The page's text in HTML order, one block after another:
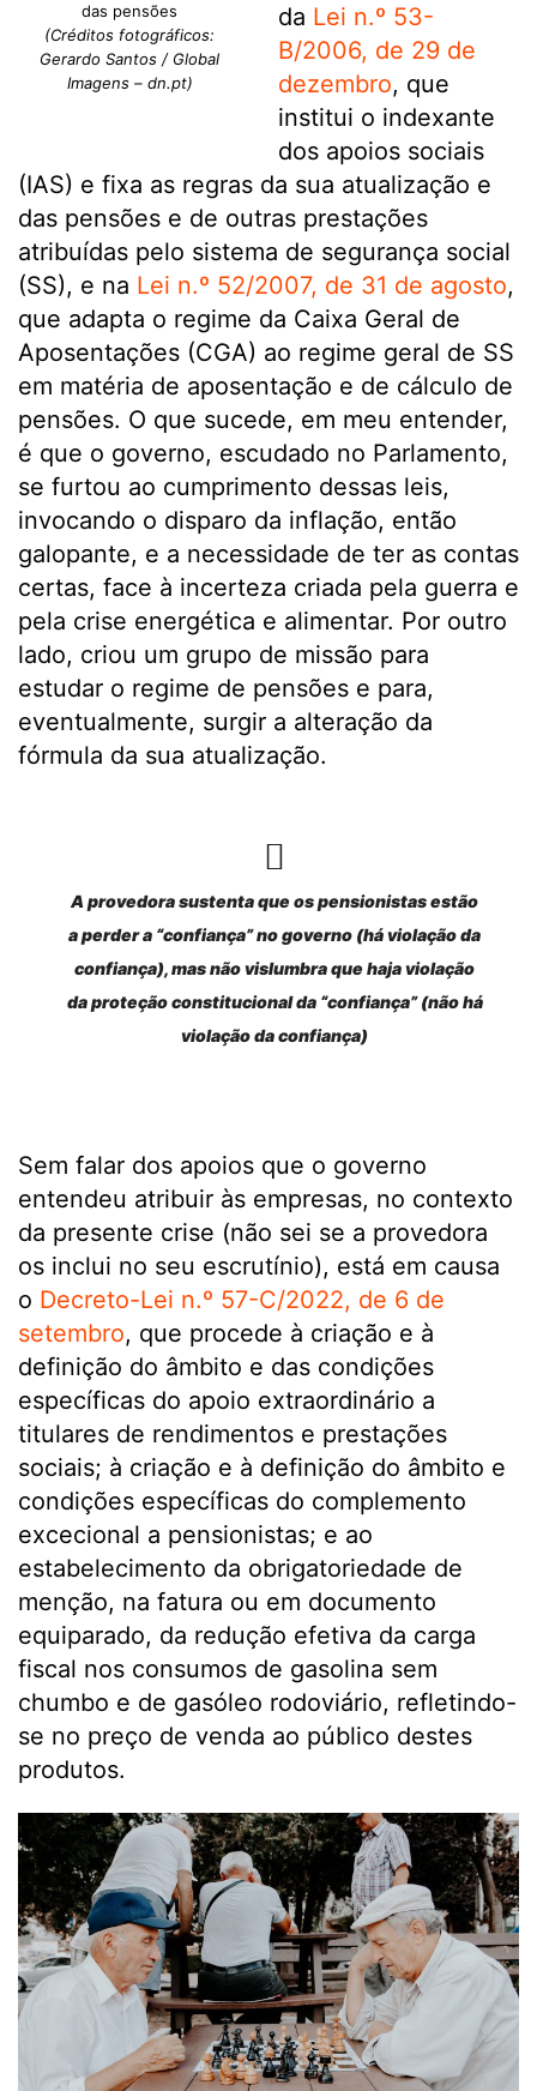
das pensões
(Créditos fotográficos:
Gerardo Santos / Global
Imagens – dn.pt)
da Lei n.º 53-
B/2006, de 29 de
dezembro, que
institui o indexante
dos apoios sociais
(IAS) e fixa as regras da sua atualização e
das pensões e de outras prestações
atribuídas pelo sistema de segurança social
(SS), e na Lei n.º 52/2007, de 31 de agosto,
que adapta o regime da Caixa Geral de
Aposentações (CGA) ao regime geral de SS
em matéria de aposentação e de cálculo de
pensões. O que sucede, em meu entender,
é que o governo, escudado no Parlamento,
se furtou ao cumprimento dessas leis,
invocando o disparo da inflação, então
galopante, e a necessidade de ter as contas
certas, face à incerteza criada pela guerra e
pela crise energética e alimentar. Por outro
lado, criou um grupo de missão para
estudar o regime de pensões e para,
eventualmente, surgir a alteração da
fórmula da sua atualização.
A provedora sustenta que os pensionistas estão
a perder a “confiança” no governo (há violação da
confiança), mas não vislumbra que haja violação
da proteção constitucional da “confiança” (não há
violação da confiança)
Sem falar dos apoios que o governo
entendeu atribuir às empresas, no contexto
da presente crise (não sei se a provedora
os inclui no seu escrutínio), está em causa
o Decreto-Lei n.º 57-C/2022, de 6 de
setembro, que procede à criação e à
definição do âmbito e das condições
específicas do apoio extraordinário a
titulares de rendimentos e prestações
sociais; à criação e à definição do âmbito e
condições específicas do complemento
excecional a pensionistas; e ao
estabelecimento da obrigatoriedade de
menção, na fatura ou em documento
equiparado, da redução efetiva da carga
fiscal nos consumos de gasolina sem
chumbo e de gasóleo rodoviário, refletindo-
se no preço de venda ao público destes
produtos.